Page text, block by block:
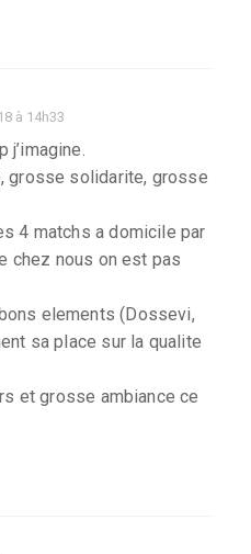
à 14h33
grosse solidarite, grosse
4 matchs a domicile par
chez nous on est pas
elements (Dossevi,
sa place sur la qualite
et grosse ambiance ce